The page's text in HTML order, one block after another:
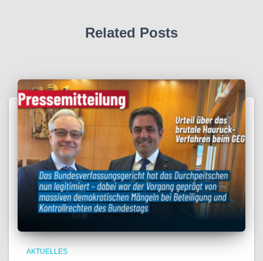
Related Posts
AKTUELLES